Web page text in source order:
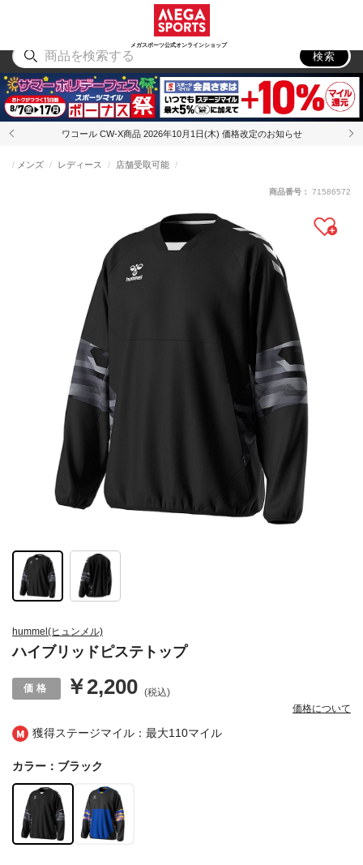
メガスポーツ公式オンラインショップ
アウトドア
検索
ワコール CW-X商品 2026年10月1日(木) 価格改定のお知らせ
獲得ステージマイル：最大110マイル
hummel(ヒュンメル)
ハイブリッドピステトップ
メンズ レディース 店舗受取可能
￥2,200 (税込)
価格について
商品番号： 71586572
カラー：ブラック